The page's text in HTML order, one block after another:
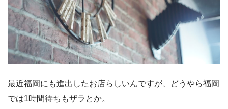
最近福岡にも進出したお店らしいんですが、どうやら福岡
では1時間待ちもザラとか。